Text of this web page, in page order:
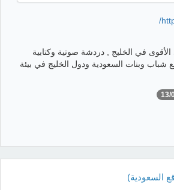
في الخليج , دردشة صوتية وكتابية
شباب وبنات السعودية ودول الخليج في بيئة
13/
السعودية)